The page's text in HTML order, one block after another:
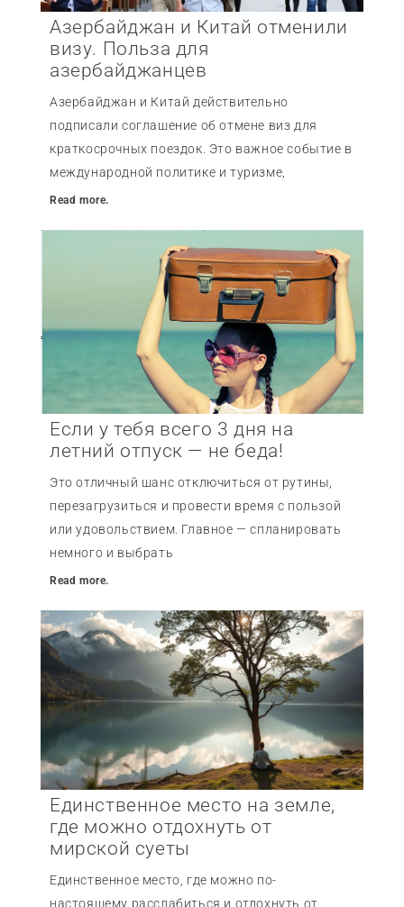
Азербайджан и Китай отменили
визу. Польза для
азербайджанцев
Азербайджан и Китай действительно
подписали соглашение об отмене виз для
краткосрочных поездок. Это важное событие в
международной политике и туризме,
Read more.
Если у тебя всего 3 дня на
летний отпуск — не беда!
Это отличный шанс отключиться от рутины,
перезагрузиться и провести время с пользой
или удовольствием. Главное — спланировать
немного и выбрать
Read more.
Единственное место на земле,
где можно отдохнуть от
мирской суеты
Единственное место, где можно по-
настоящему расслабиться и отдохнуть от